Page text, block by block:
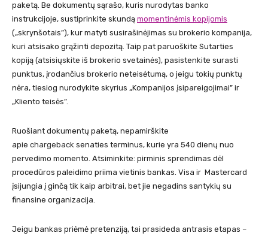
paketą. Be dokumentų sąrašo, kuris nurodytas banko
instrukcijoje, sustiprinkite skundą momentinėmis kopijomis
(„skrynšotais”), kur matyti susirašinėjimas su brokerio kompanija,
kuri atsisako grąžinti depozitą. Taip pat paruoškite Sutarties
kopiją (atsisiųskite iš brokerio svetainės), pasistenkite surasti
punktus, įrodančius brokerio neteisėtumą, o jeigu tokių punktų
nėra, tiesiog nurodykite skyrius „Kompanijos įsipareigojimai” ir
„Kliento teisės”.
Ruošiant dokumentų paketą, nepamirškite
apie сhargeback senaties terminus, kurie yra 540 dienų nuo
pervedimo momento. Atsiminkite: pirminis sprendimas dėl
procedūros paleidimo priima vietinis bankas. Visa ir Mastercard
įsijungia į ginčą tik kaip arbitrai, bet jie negadins santykių su
finansine organizacija.
Jeigu bankas priėmė pretenziją, tai prasideda antrasis etapas –